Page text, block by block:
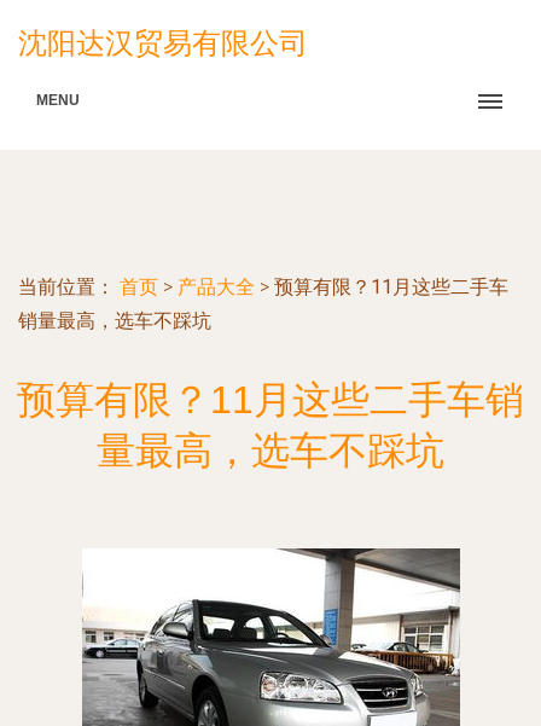
沈阳达汉贸易有限公司
MENU
当前位置： 首页 > 产品大全 > 预算有限？11月这些二手车
销量最高，选车不踩坑
预算有限？11月这些二手车销
量最高，选车不踩坑